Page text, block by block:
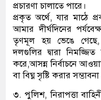
প্রচারণা চালাতে পারে।
প্রকৃত অর্থে, যার মাঠে
আমার দীর্ঘদিনের
তৃণমূল হয় ভেঙে গেছে,
দলগুলির দ্বারা নিমজ্জিত
করে,আসন্ন নির্বাচনে
বা বিঘ্ন সৃষ্টি করার
৩. পুলিশ, নিরাপত্তা